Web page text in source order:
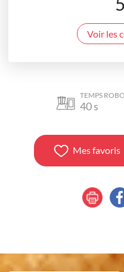
Voir les
TEMPS
40s
Mes favoris